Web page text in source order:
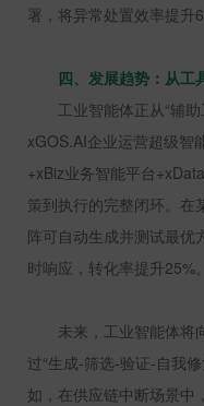
署，将异常处置效率提升6
四、发展趋势：从工
工业智能体正从“辅
xGOS.AI企业运营超级智
+xBiz业务智能平台+xData
策到执行的完整闭环。在
阵可自动生成并测试最优
时响应，转化率提升25%
未来，工业智能体将
过“生成-筛选-验证-自我
如，在供应链中断场景中，